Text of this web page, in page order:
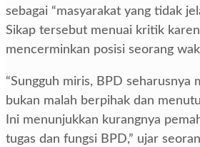
sebagai “masyarakat yang tidak
Sikap tersebut menuai kritik
mencerminkan posisi seorang
“Sungguh miris, BPD seharusnya
bukan malah berpihak dan
Ini menunjukkan kurangnya
tugas dan fungsi BPD,” ujar